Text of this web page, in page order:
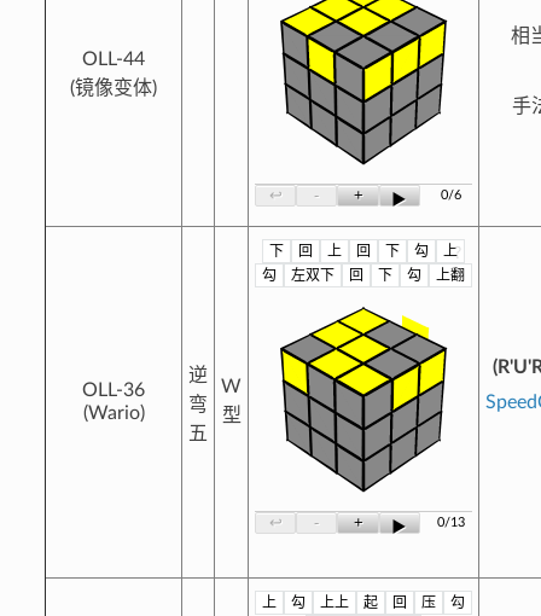
OLL-44
(镜像变体)
↩ - + ▶ 0/6
相
手
OLL-36
(Wario)
逆
弯
五
W
型
下 回 上 回 下 勾
上
勾
左双下 回 下 勾 上翻
?
↩ - + ▶ 0/13
上 勾 上上 起 回 压
勾
?